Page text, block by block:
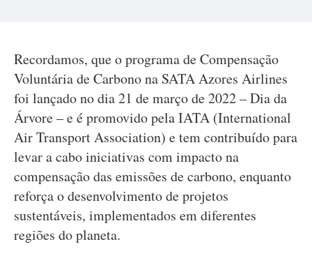
Recordamos, que o programa de Compensação
Voluntária de Carbono na SATA Azores Airlines
foi lançado no dia 21 de março de 2022 – Dia da
Árvore – e é promovido pela IATA (International
Air Transport Association) e tem contribuído para
levar a cabo iniciativas com impacto na
compensação das emissões de carbono, enquanto
reforça o desenvolvimento de projetos
sustentáveis, implementados em diferentes
regiões do planeta.